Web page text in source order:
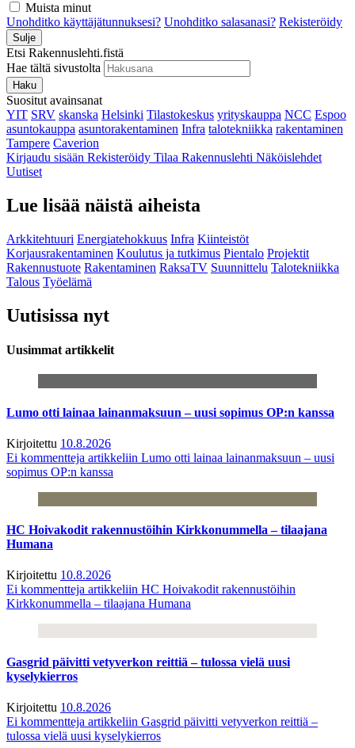
Muista minut
Unohditko käyttäjätunnuksesi? Unohditko salasanasi? Rekisteröidy
Sulje
Etsi Rakennuslehti.fistä
Hae tältä sivustolta
Haku
Suositut avainsanat
YIT SRV skanska Helsinki Tilastokeskus yrityskauppa NCC Espoo
asuntokauppa asuntorakentaminen Infra talotekniikka rakentaminen
Tampere Caverion
Kirjaudu sisään Rekisteröidy Tilaa Rakennuslehti Näköislehdet
Uutiset
Lue lisää näistä aiheista
Arkkitehtuuri Energiatehokkuus Infra Kiinteistöt
Korjausrakentaminen Koulutus ja tutkimus Pientalo Projektit
Rakennustuote Rakentaminen RaksaTV Suunnittelu Talotekniikka
Talous Työelämä
Uutisissa nyt
Uusimmat artikkelit
Lumo otti lainaa lainanmaksuun – uusi sopimus OP:n kanssa
Kirjoitettu 10.8.2026
Ei kommentteja artikkeliin Lumo otti lainaa lainanmaksuun – uusi
sopimus OP:n kanssa
HC Hoivakodit rakennustöihin Kirkkonummella – tilaajana
Humana
Kirjoitettu 10.8.2026
Ei kommentteja artikkeliin HC Hoivakodit rakennustöihin
Kirkkonummella – tilaajana Humana
Gasgrid päivitti vetyverkon reittiä – tulossa vielä uusi
kyselykierros
Kirjoitettu 10.8.2026
Ei kommentteja artikkeliin Gasgrid päivitti vetyverkon reittiä –
tulossa vielä uusi kyselykierros